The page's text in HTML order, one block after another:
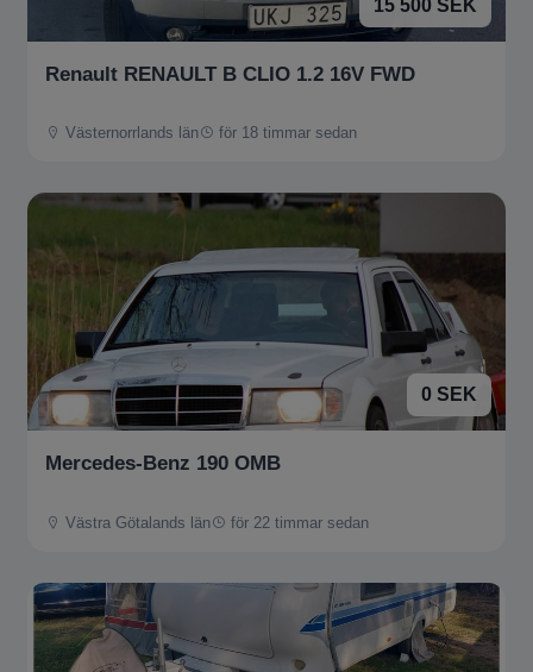
15 500 SEK
Renault RENAULT B CLIO 1.2 16V FWD
Västernorrlands län för 18 timmar sedan
0 SEK
Mercedes-Benz 190 OMB
Västra Götalands län för 22 timmar sedan